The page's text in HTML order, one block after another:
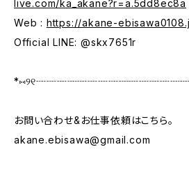
live.com/ka_akane?r=a.5dd8ec8a
Web : https://akane-
Official LINE: @skx7651r
お問い合わせ&お仕事依頼はこちら。
akane.ebisawa@gmail.com